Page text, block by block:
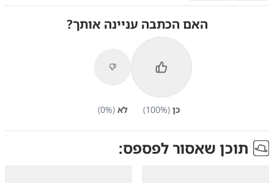
האם הכתבה עניינה אותך?
כן (
100%) לא (
0%)
תוכן שאסור לפספס: